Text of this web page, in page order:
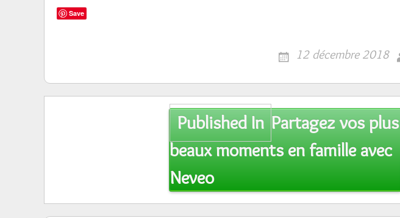
Save
12 décembre 2018
Published In Partagez vos plus
beaux moments en famille avec
Neveo